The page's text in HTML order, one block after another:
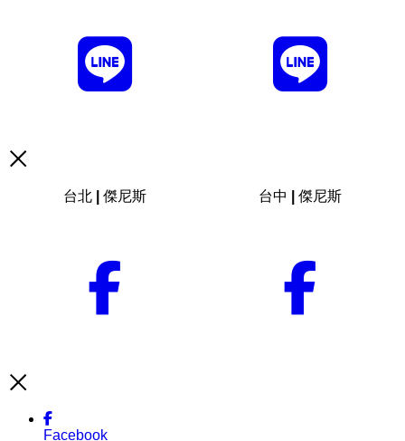
台北 | 傑尼斯 台中 | 傑尼斯
Facebook